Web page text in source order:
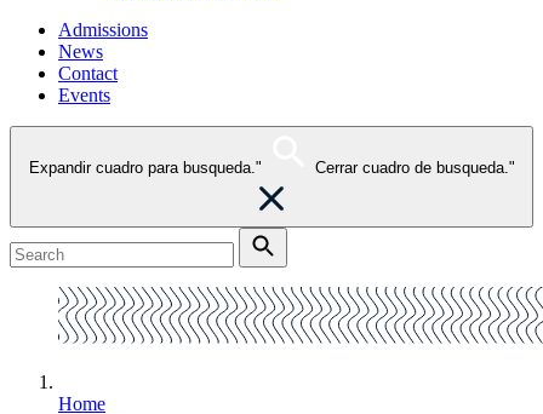
Admissions
News
Contact
Events
Expandir cuadro para busqueda." Cerrar cuadro de busqueda."
Home